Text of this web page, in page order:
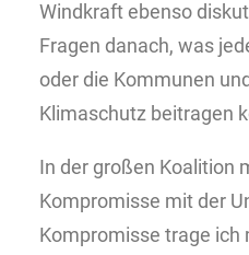
Windkraft ebenso
Fragen danach, was
oder die Kommunen
Klimaschutz beitragen
In der großen Koalition
Kompromisse mit der
Kompromisse trage ich